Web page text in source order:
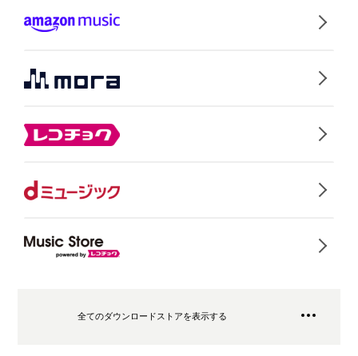
全てのダウンロードストアを表示する